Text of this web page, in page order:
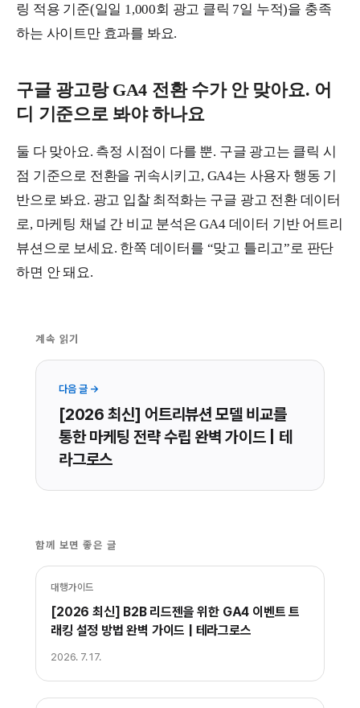
링 적용 기준(일일 1,000회 광고 클릭 7일 누적)을 충족
하는 사이트만 효과를 봐요.
구글 광고랑 GA4 전환 수가 안 맞아요. 어
디 기준으로 봐야 하나요
둘 다 맞아요. 측정 시점이 다를 뿐. 구글 광고는 클릭 시
점 기준으로 전환을 귀속시키고, GA4는 사용자 행동 기
반으로 봐요. 광고 입찰 최적화는 구글 광고 전환 데이터
로, 마케팅 채널 간 비교 분석은 GA4 데이터 기반 어트리
뷰션으로 보세요. 한쪽 데이터를 “맞고 틀리고”로 판단
하면 안 돼요.
계속 읽기
다음 글 →
[2026 최신] 어트리뷰션 모델 비교를
통한 마케팅 전략 수립 완벽 가이드 | 테
라그로스
함께 보면 좋은 글
대행가이드
[2026 최신] B2B 리드젠을 위한 GA4 이벤트 트
래킹 설정 방법 완벽 가이드 | 테라그로스
2026. 7. 17.